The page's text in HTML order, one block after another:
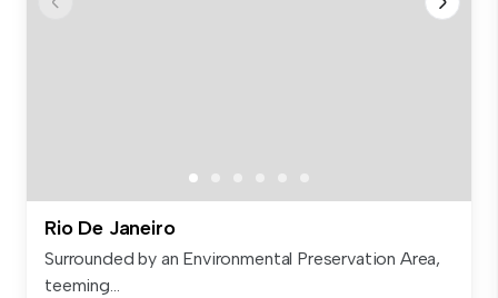
Rio De Janeiro
Surrounded by an Environmental Preservation Area,
teeming...